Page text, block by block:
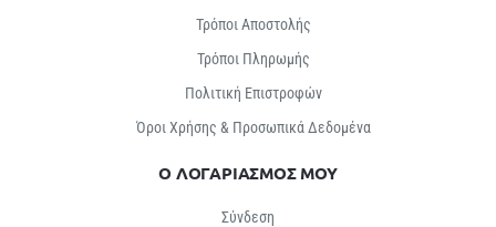
Τρόποι Αποστολής
Τρόποι Πληρωμής
Πολιτική Επιστροφών
Όροι Χρήσης & Προσωπικά Δεδομένα
Ο ΛΟΓΑΡΙΑΣΜΟΣ ΜΟΥ
Σύνδεση